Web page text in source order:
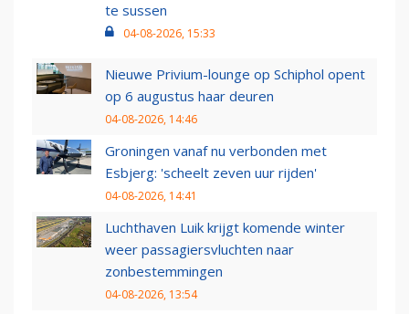
te sussen
04-08-2026, 15:33
Nieuwe Privium-lounge op Schiphol opent
op 6 augustus haar deuren
04-08-2026, 14:46
Groningen vanaf nu verbonden met
Esbjerg: 'scheelt zeven uur rijden'
04-08-2026, 14:41
Luchthaven Luik krijgt komende winter
weer passagiersvluchten naar
zonbestemmingen
04-08-2026, 13:54